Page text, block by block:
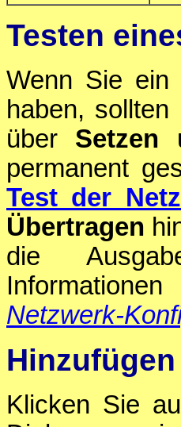
Testen
Wenn Sie ein
haben,
über Setzen
permanent
Test der
Übertragen
die
Netzwerk-
Klicken Sie